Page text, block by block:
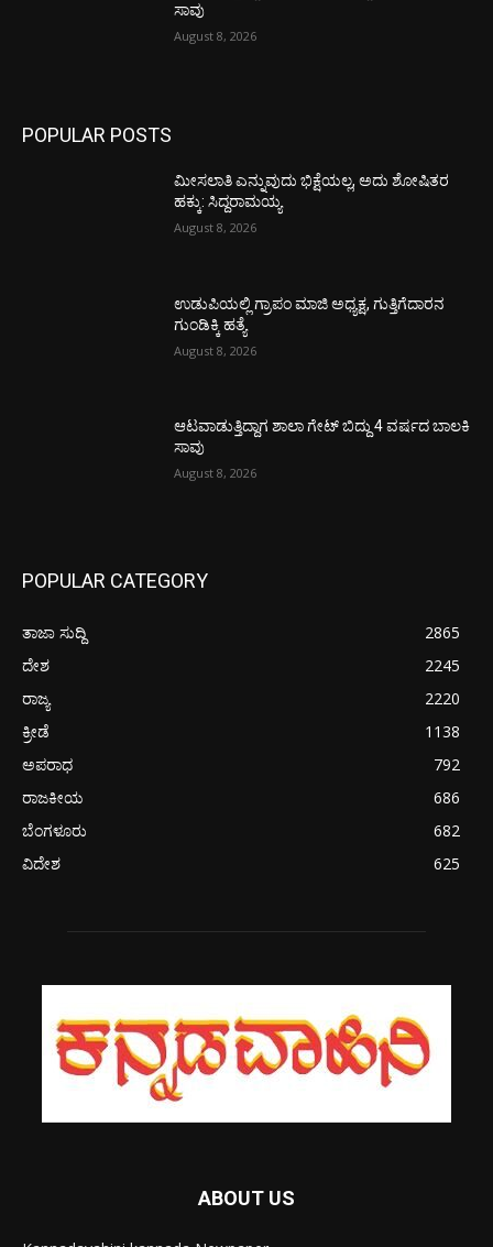
ಸಾವು
August 8, 2026
POPULAR POSTS
ಮೀಸಲಾತಿ ಎನ್ನುವುದು ಭಿಕ್ಷೆಯಲ್ಲ, ಅದು ಶೋಷಿತರ
ಹಕ್ಕು: ಸಿದ್ದರಾಮಯ್ಯ
August 8, 2026
ಉಡುಪಿಯಲ್ಲಿ ಗ್ರಾಪಂ ಮಾಜಿ ಅಧ್ಯಕ್ಷ, ಗುತ್ತಿಗೆದಾರನ
ಗುಂಡಿಕ್ಕಿ ಹತ್ಯೆ
August 8, 2026
ಆಟವಾಡುತ್ತಿದ್ದಾಗ ಶಾಲಾ ಗೇಟ್‌ ಬಿದ್ದು 4 ವರ್ಷದ ಬಾಲಕಿ
ಸಾವು
August 8, 2026
POPULAR CATEGORY
ತಾಜಾ ಸುದ್ದಿ
2865
ದೇಶ
2245
ರಾಜ್ಯ
2220
ಕ್ರೀಡೆ
1138
ಅಪರಾಧ
792
ರಾಜಕೀಯ
686
ಬೆಂಗಳೂರು
682
ವಿದೇಶ
625
ABOUT US